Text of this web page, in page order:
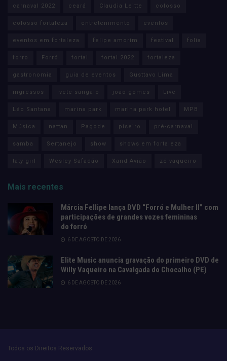
carnaval 2022 ceará Claudia Leitte colosso
colosso fortaleza entretenimento eventos
eventos em fortaleza felipe amorim festival folia
forro Forró fortal fortal 2022 fortaleza
gastronomia guia de eventos Gusttavo Lima
ingressos ivete sangalo joão gomes Live
Léo Santana marina park marina park hotel MPB
Música nattan Pagode piseiro pré-carnaval
samba Sertanejo show shows em fortaleza
taty girl Wesley Safadão Xand Avião zé vaqueiro
Mais recentes
Márcia Fellipe lança DVD “Forró e Mulher II” com
participações de grandes vozes femininas
do forró
6 DE AGOSTO DE 2026
Elite Music anuncia gravação do primeiro DVD de
Willy Vaqueiro na Cavalgada do Chocalho (PE)
6 DE AGOSTO DE 2026
Todos os Direitos Reservados